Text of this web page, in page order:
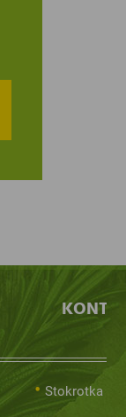
Stokrotka